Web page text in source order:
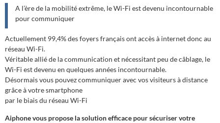
A l’ère de la mobilité extrême, le Wi-Fi est devenu incontournable
pour communiquer
Actuellement 99,4% des foyers français ont accès à internet donc au
réseau Wi-Fi.
Véritable allié de la communication et nécessitant peu de câblage, le
Wi-Fi est devenu en quelques années incontournable.
Désormais vous pouvez communiquer avec vos visiteurs à distance
grâce à votre smartphone
par le biais du réseau Wi-Fi
Aiphone vous propose la solution efficace pour sécuriser votre